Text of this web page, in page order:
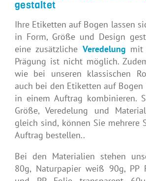
gestaltet
Ihre Etiketten auf Bogen lassen
in Form, Größe und Design
eine zusätzliche Veredelung mit
Prägung ist nicht möglich.
wie bei unseren klassischen
auch bei den Etiketten auf Bogen
in einem Auftrag kombinieren.
Größe, Veredelung und
gleich sind, können Sie mehrere
Auftrag bestellen..
Bei den Materialien stehen
80g, Naturpapier weiß 90g, PP